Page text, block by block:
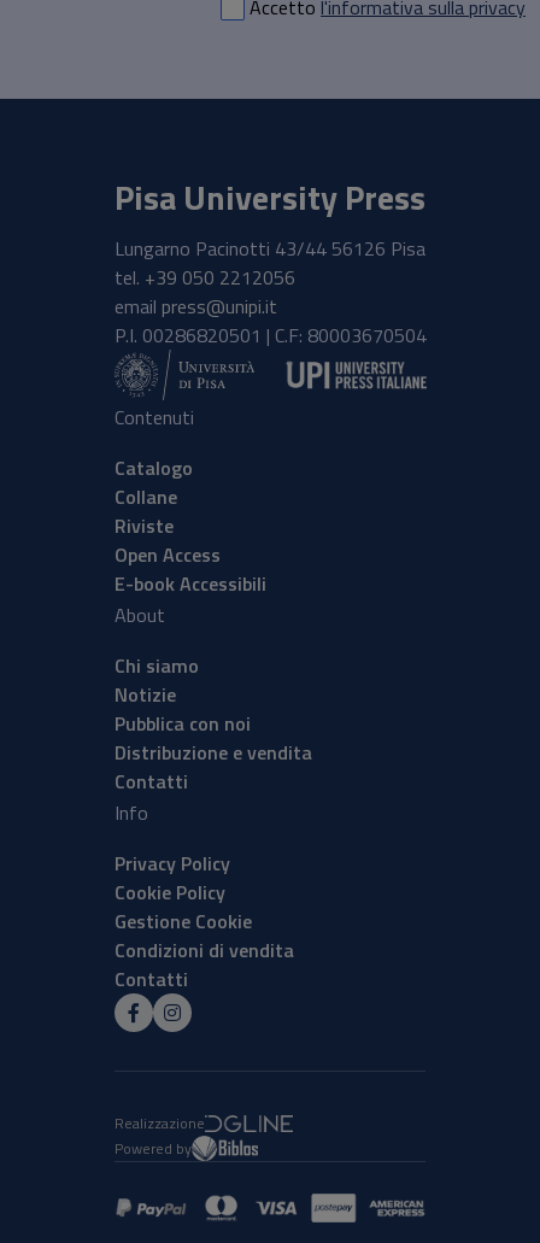
Accetto l'informativa sulla privacy
Pisa University Press
Lungarno Pacinotti 43/44 56126 Pisa
tel. +39 050 2212056
email press@unipi.it
P.I. 00286820501 | C.F: 80003670504
Contenuti
Catalogo
Collane
Riviste
Open Access
E-book Accessibili
About
Chi siamo
Notizie
Pubblica con noi
Distribuzione e vendita
Contatti
Info
Privacy Policy
Cookie Policy
Gestione Cookie
Condizioni di vendita
Contatti
Realizzazione
Powered by